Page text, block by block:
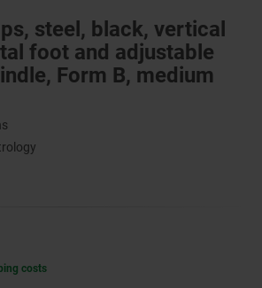
steel, black, vertical
foot and adjustable
Form B, medium
costs